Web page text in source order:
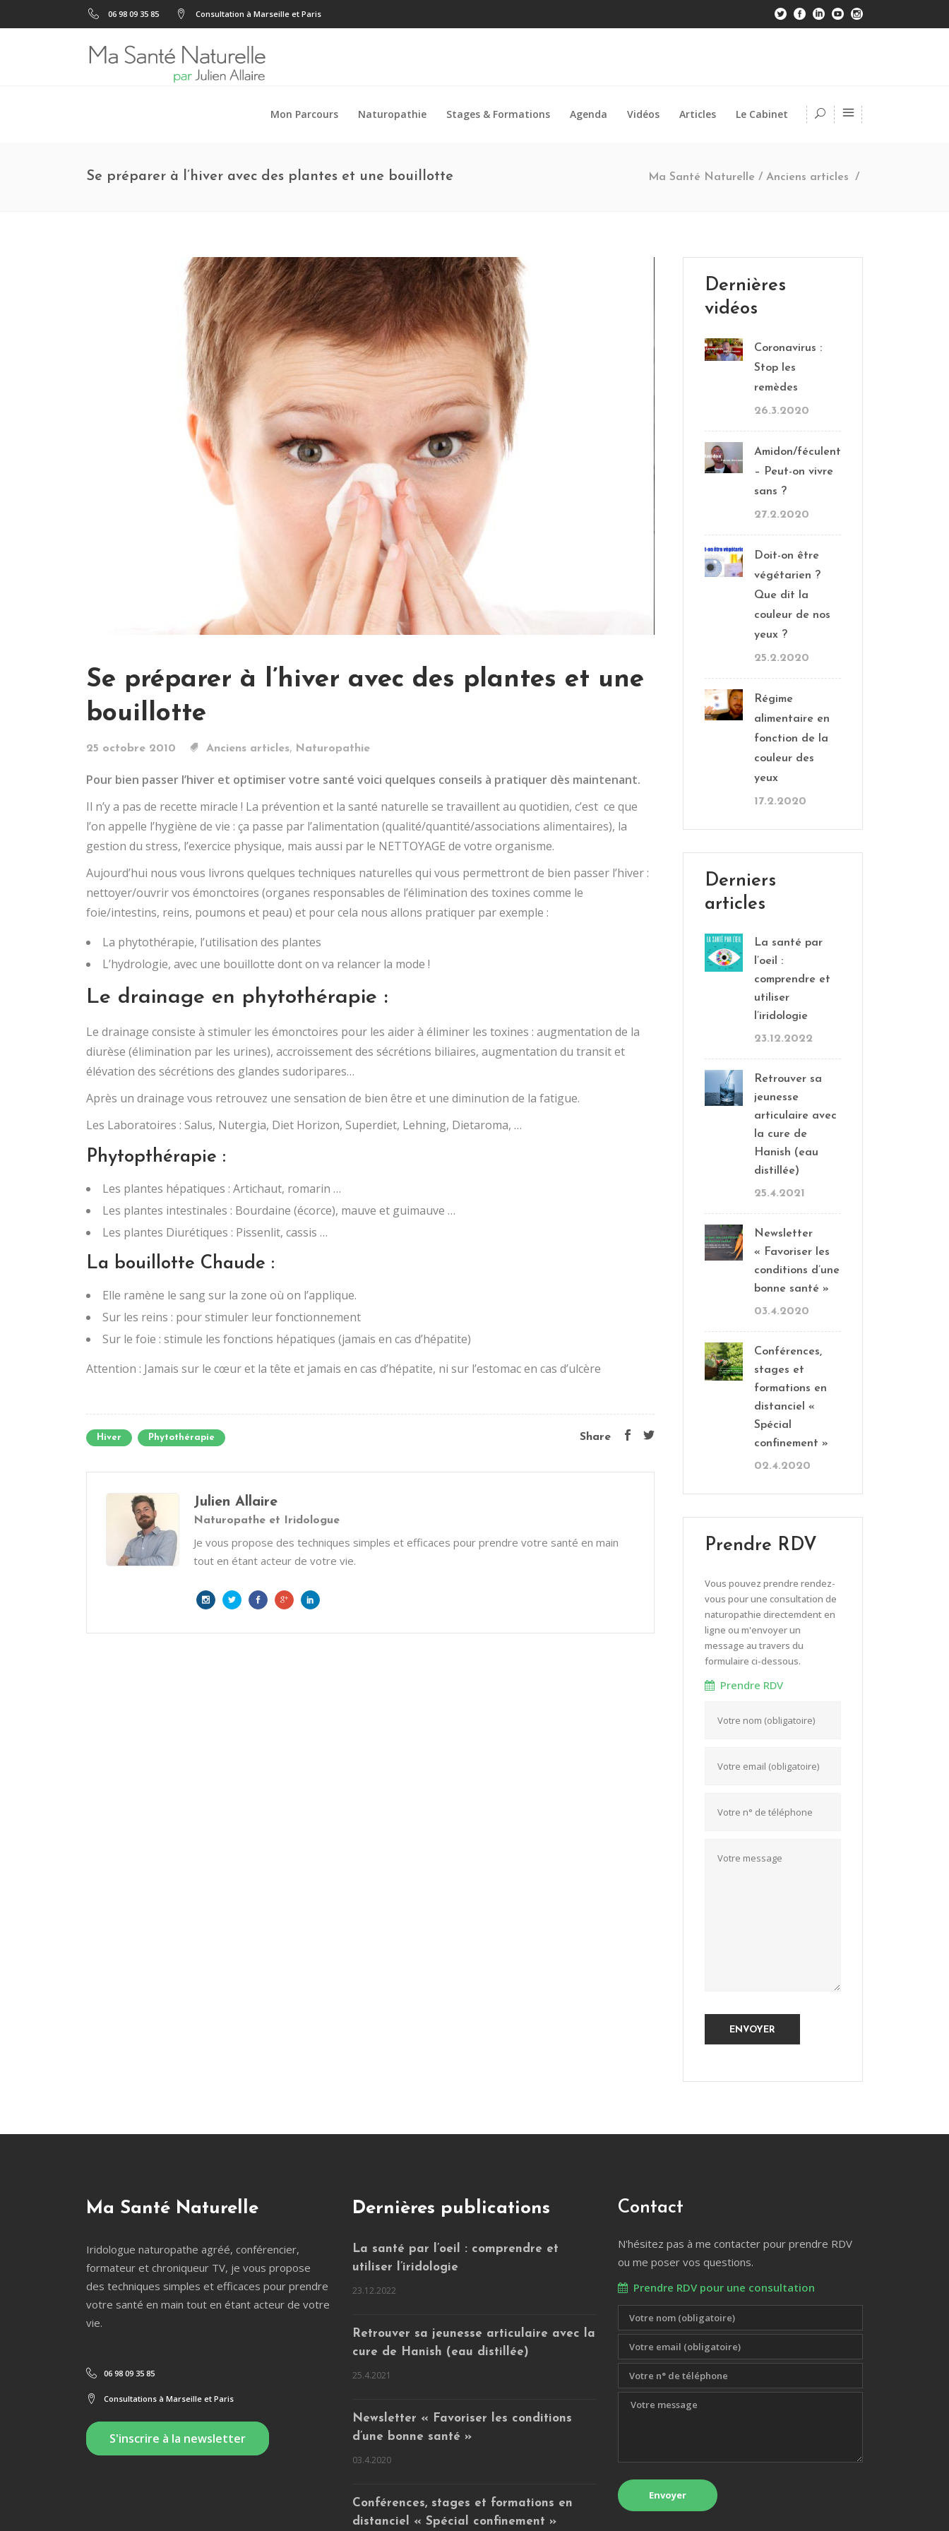
06 98 09 35 85 Consultation à Marseille et Paris
Mon Parcours Naturopathie Stages & Formations Agenda Vidéos Articles Le Cabinet
Se préparer à l’hiver avec des plantes et une bouillotte Ma Santé Naturelle / Anciens articles /
Se préparer à l’hiver avec des plantes et une
bouillotte
25 octobre 2010 Anciens articles, Naturopathie
Pour bien passer l’hiver et optimiser votre santé voici quelques conseils à pratiquer dès maintenant.
Il n’y a pas de recette miracle ! La prévention et la santé naturelle se travaillent au quotidien, c’est ce que
l’on appelle l’hygiène de vie : ça passe par l’alimentation (qualité/quantité/associations alimentaires), la
gestion du stress, l’exercice physique, mais aussi par le NETTOYAGE de votre organisme.
Aujourd’hui nous vous livrons quelques techniques naturelles qui vous permettront de bien passer l’hiver :
nettoyer/ouvrir vos émonctoires (organes responsables de l’élimination des toxines comme le
foie/intestins, reins, poumons et peau) et pour cela nous allons pratiquer par exemple :
La phytothérapie, l’utilisation des plantes
L’hydrologie, avec une bouillotte dont on va relancer la mode !
Le drainage en phytothérapie :
Le drainage consiste à stimuler les émonctoires pour les aider à éliminer les toxines : augmentation de la
diurèse (élimination par les urines), accroissement des sécrétions biliaires, augmentation du transit et
élévation des sécrétions des glandes sudoripares…
Après un drainage vous retrouvez une sensation de bien être et une diminution de la fatigue.
Les Laboratoires : Salus, Nutergia, Diet Horizon, Superdiet, Lehning, Dietaroma, …
Phytopthérapie :
Les plantes hépatiques : Artichaut, romarin …
Les plantes intestinales : Bourdaine (écorce), mauve et guimauve …
Les plantes Diurétiques : Pissenlit, cassis …
La bouillotte Chaude :
Elle ramène le sang sur la zone où on l’applique.
Sur les reins : pour stimuler leur fonctionnement
Sur le foie : stimule les fonctions hépatiques (jamais en cas d’hépatite)
Attention : Jamais sur le cœur et la tête et jamais en cas d’hépatite, ni sur l’estomac en cas d’ulcère
Hiver Phytothérapie Share
Julien Allaire
Naturopathe et Iridologue
Je vous propose des techniques simples et efficaces pour prendre votre santé en main
tout en étant acteur de votre vie.
Dernières
vidéos
Coronavirus :
Stop les
remèdes
26.3.2020
Amidon/féculent
– Peut-on vivre
sans ?
27.2.2020
Doit-on être
végétarien ?
Que dit la
couleur de nos
yeux ?
25.2.2020
Régime
alimentaire en
fonction de la
couleur des
yeux
17.2.2020
Derniers
articles
La santé par
l’oeil :
comprendre et
utiliser
l’iridologie
23.12.2022
Retrouver sa
jeunesse
articulaire avec
la cure de
Hanish (eau
distillée)
25.4.2021
Newsletter
« Favoriser les
conditions d’une
bonne santé »
03.4.2020
Conférences,
stages et
formations en
distanciel «
Spécial
confinement »
02.4.2020
Prendre RDV
Vous pouvez prendre rendez-
vous pour une consultation de
naturopathie directemdent en
ligne ou m'envoyer un
message au travers du
formulaire ci-dessous.
Prendre RDV
Ma Santé Naturelle
Iridologue naturopathe agréé, conférencier,
formateur et chroniqueur TV, je vous propose
des techniques simples et efficaces pour prendre
votre santé en main tout en étant acteur de votre
vie.
06 98 09 35 85
Consultations à Marseille et Paris
S'inscrire à la newsletter
Dernières publications
La santé par l’oeil : comprendre et
utiliser l’iridologie
23.12.2022
Retrouver sa jeunesse articulaire avec la
cure de Hanish (eau distillée)
25.4.2021
Newsletter « Favoriser les conditions
d’une bonne santé »
03.4.2020
Conférences, stages et formations en
distanciel « Spécial confinement »
Contact
N'hésitez pas à me contacter pour prendre RDV
ou me poser vos questions.
Prendre RDV pour une consultation